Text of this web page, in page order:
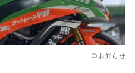
お知らせ